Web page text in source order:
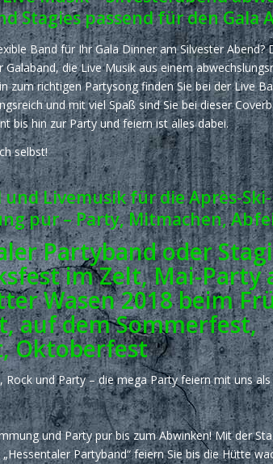
Stagies passend für den Gala
Band für Ihr Gala Dinner am Silvester Abend?
Galaband, die Live Musik aus einem
zum richtigen Partysong finden Sie bei der Live
und mit viel Spaß sind Sie bei dieser
bis hin zur Party und feiern ist alles dabei.
selbst!
und Livemusik für die Après-
pur – Party, Mitmachen,
Partyband oder
im Zelt, Mai-Party
Wasen 2018 beim
auf dem Sommerfest,
Oktoberfest
Rock und Party – die mega Party feiern mit uns
und Party pur bis zum Abwinken! Mit der
Partyband“ feiern Sie bis die Hütte